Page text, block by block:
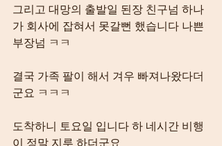
그리고 대망의 출발일 된장 친구넘 하나
가 회사에 잡혀서 못갈뻔 했습니다 나쁜
부장넘 ㅋㅋ
결국 가족 팔이 해서 겨우 빠져나왔다더
군요 ㅋㅋㅋ
도착하니 토요일 입니다 하 네시간 비행
이 정말 지루 하더군요